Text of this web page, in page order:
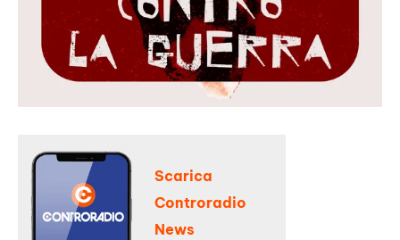
Scarica
Controradio
News